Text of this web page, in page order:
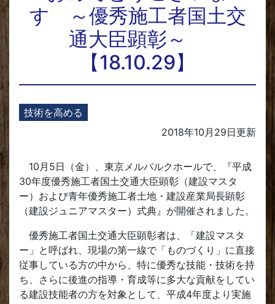
す ～優秀施工者国土交
通大臣顕彰～
【18.10.29】
技術を高める
2018年10月29日更新
10月5日（金）、東京メルパルクホールで、『平成
30年度優秀施工者国土交通大臣顕彰（建設マスタ
ー）および青年優秀施工者土地・建設産業局長顕彰
（建設ジュニアマスター）式典』が開催されました。
優秀施工者国土交通大臣顕彰者は、「建設マスタ
ー」と呼ばれ、現場の第一線で「ものづくり」に直接
従事している方の中から、特に優秀な技能・技術を持
ち、さらに後進の指導・育成等に多大な貢献をしてい
る建設技能者の方を対象として、平成4年度より実施